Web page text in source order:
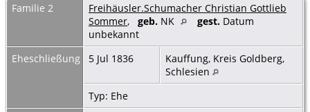
Familie 2
Freihäusler.Schumacher Christian Gottlieb
Sommer, geb. NK gest. Datum
unbekannt
Eheschließung
5 Jul 1836
Kauffung, Kreis Goldberg,
Schlesien
Typ: Ehe